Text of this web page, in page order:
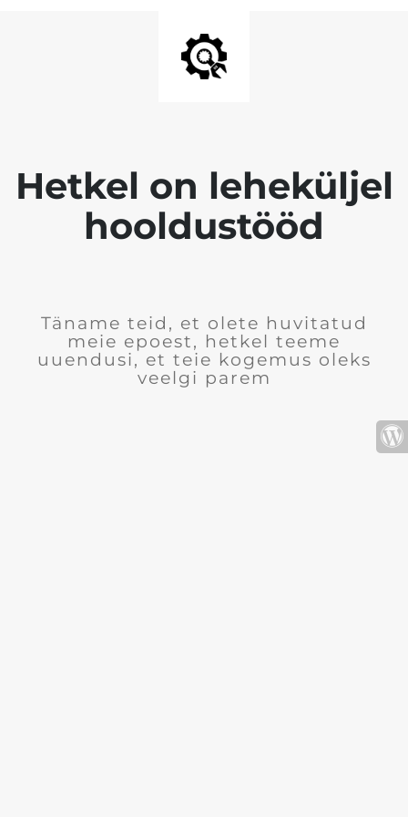
Hetkel on leheküljel
hooldustööd
Täname teid, et olete huvitatud
meie epoest, hetkel teeme
uuendusi, et teie kogemus oleks
veelgi parem